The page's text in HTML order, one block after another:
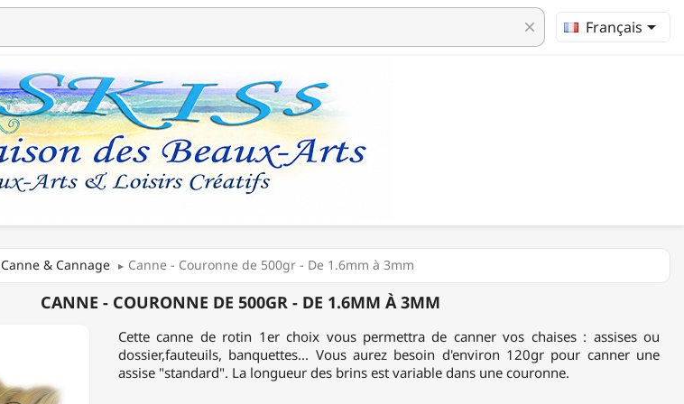
clear Français
Canne & Cannage Canne - Couronne de 500gr - De 1.6mm à 3mm
CANNE - COURONNE DE 500GR - DE 1.6MM À 3MM
Cette canne de rotin 1er choix vous permettra de canner vos chaises : assises ou
dossier,fauteuils, banquettes... Vous aurez besoin d'environ 120gr pour canner une
assise "standard". La longueur des brins est variable dans une couronne.